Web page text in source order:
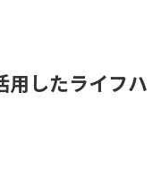
用したライフハ